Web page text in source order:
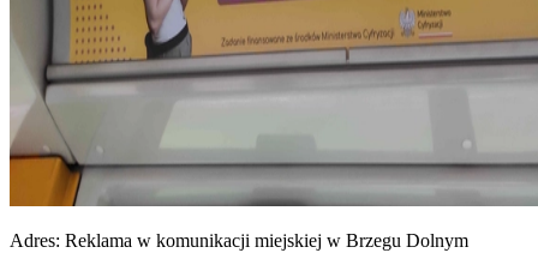
Adres: Reklama w komunikacji miejskiej w Brzegu Dolnym